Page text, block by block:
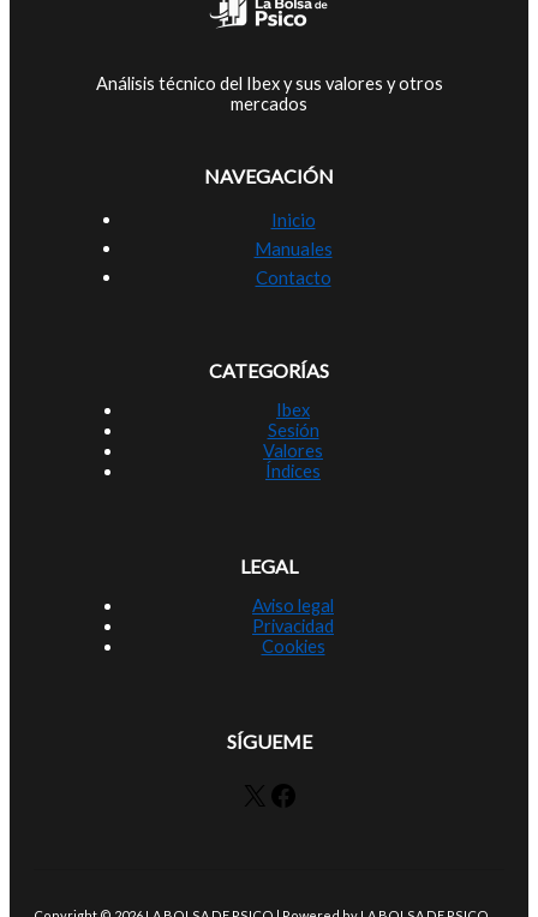
Análisis técnico del Ibex y sus valores y otros
mercados
NAVEGACIÓN
Inicio
Manuales
Contacto
CATEGORÍAS
Ibex
Sesión
Valores
Índices
LEGAL
Aviso legal
Privacidad
Cookies
SÍGUEME
X Facebook